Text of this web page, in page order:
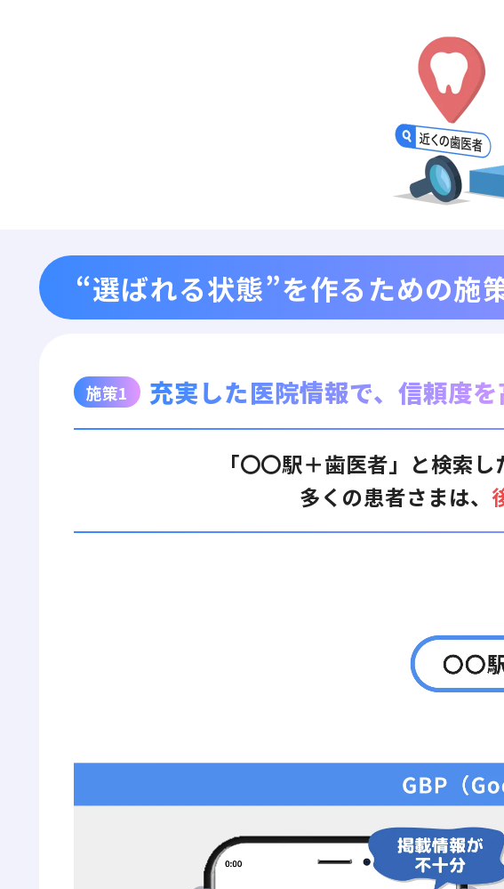
“選ばれる状態”を作るための施
施策1 充実した医院情報で、信頼度
「〇〇駅＋歯医者」と検索
多くの患者さまは、